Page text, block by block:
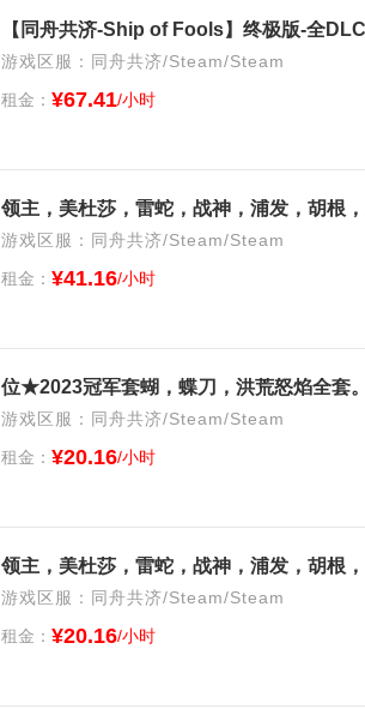
游戏区服：同舟共济/Steam/Steam
租金： ¥67.41/小时
领主，美杜莎，雷蛇，战神，浦发，胡根
游戏区服：同舟共济/Steam/Steam
租金： ¥41.16/小时
位★2023冠军套蝴，蝶刀，洪荒怒焰全套
游戏区服：同舟共济/Steam/Steam
租金： ¥20.16/小时
领主，美杜莎，雷蛇，战神，浦发，胡根
游戏区服：同舟共济/Steam/Steam
租金： ¥20.16/小时